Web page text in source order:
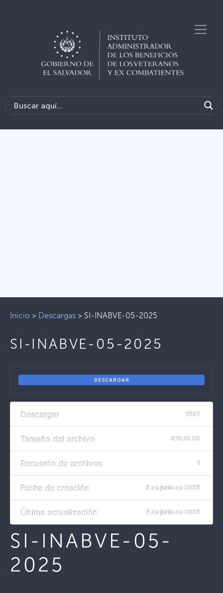
Inicio > Descargas > SI-INABVE-05-2025
SI-INABVE-05-2025
DESCARGAR
Descargar 1597
Tamaño del archivo 679.18 KB
Recuento de archivos 1
Fecha de creación 5 de junio de 2025
Última actualización 5 de junio de 2025
SI-INABVE-05-
2025